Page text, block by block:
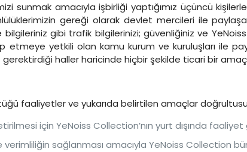
sunmak amacıyla işbirliği yaptığımız üçüncü
gereği olarak devlet mercileri ile
gibi trafik bilgilerinizi; güvenliğiniz ve YeNoiss
yetkili olan kamu kurum ve kuruluşları ile
haller haricinde hiçbir şekilde ticari bir
faaliyetler ve yukarıda belirtilen amaçlar
için YeNoiss Collection’nın yurt dışında
verimliliğin sağlanması amacıyla YeNoiss Collection